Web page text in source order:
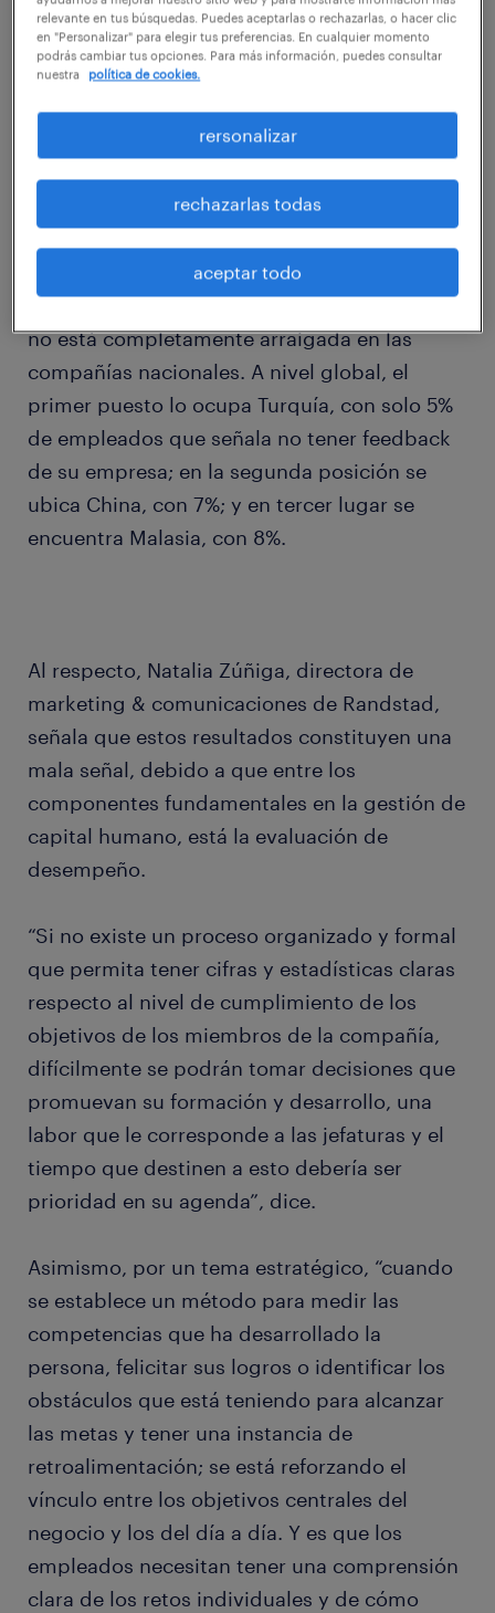
desempeño es clave. Sin embargo, de
acuerdo a la edición del primer trimestre de
2019 del Workmonitor, estudio de tendencias
de Randstad, 20% de los trabajadores en
Chile señala que no recibe retroalimentación
número 19 entre 34 naciones en el ranking
internacional (19%), lo que demuestra que
esta importante práctica organizacional aún
no está completamente arraigada en las
compañías nacionales. A nivel global, el
primer puesto lo ocupa Turquía, con solo 5%
de empleados que señala no tener feedback
de su empresa; en la segunda posición se
ubica China, con 7%; y en tercer lugar se
encuentra Malasia, con 8%.
Al respecto, Natalia Zúñiga, directora de
marketing & comunicaciones de Randstad,
señala que estos resultados constituyen una
mala señal, debido a que entre los
componentes fundamentales en la gestión de
capital humano, está la evaluación de
desempeño.
“Si no existe un proceso organizado y formal
que permita tener cifras y estadísticas claras
respecto al nivel de cumplimiento de los
objetivos de los miembros de la compañía,
difícilmente se podrán tomar decisiones que
promuevan su formación y desarrollo, una
labor que le corresponde a las jefaturas y el
tiempo que destinen a esto debería ser
prioridad en su agenda”, dice.
Asimismo, por un tema estratégico, “cuando
se establece un método para medir las
competencias que ha desarrollado la
persona, felicitar sus logros o identificar los
obstáculos que está teniendo para alcanzar
las metas y tener una instancia de
retroalimentación; se está reforzando el
vínculo entre los objetivos centrales del
negocio y los del día a día. Y es que los
empleados necesitan tener una comprensión
clara de los retos individuales y de cómo
relevante en tus búsquedas. Puedes aceptarlas o rechazarlas, o hacer clic
en "Personalizar" para elegir tus preferencias. En cualquier momento
podrás cambiar tus opciones. Para más información, puedes consultar
nuestra
política de cookies.
rersonalizar
rechazarlas todas
aceptar todo